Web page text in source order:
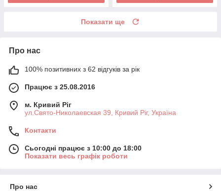
Показати ще
Про нас
100% позитивних з 62 відгуків за рік
Працює з 25.08.2016
м. Кривий Ріг
ул.Свято-Николаевская 39, Кривий Ріг, Україна
Контакти
Сьогодні працює з 10:00 до 18:00
Показати весь графік роботи
Про нас